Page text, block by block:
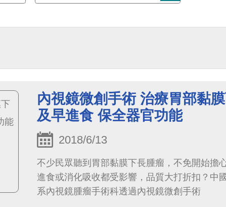
內視鏡微創手術 治療胃部黏
及早進食 保全器官功能
2018/6/13
不少民眾聽到胃部黏膜下長腫瘤，不免開始擔
進食或消化吸收都受影響，品質大打折扣？中
系內視鏡腫瘤手術科透過內視鏡微創手術